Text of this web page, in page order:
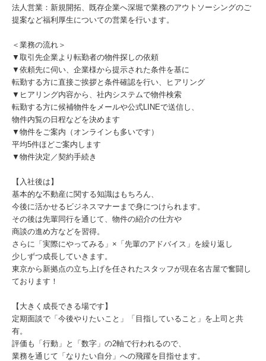
法人営業：新規開拓、既存企業へ深堀で業務のアウトソーシングのご
提案など福利厚生についての営業を行います。
＜業務の流れ＞
▼取引先企業より転勤者の物件探しの依頼
▼依頼先に伺い、企業様から提示された条件を基に
転勤する方に直接ご挨拶と条件確認を行い、ヒアリング
▼ヒアリング内容から、社内システムで物件検索
転勤する方に候補物件をメールや公式LINEで送信し、
物件内覧の日程などを決めます
▼物件をご案内（オンラインも多いです）
平均5件ほどご案内します
▼物件決定／契約手続き
【入社後は】
基本的な不動産に関する知識はもちろん、
今後に活かせるビジネスマナーまで身につけられます。
その後は先輩同行を通じて、物件の紹介の仕方や
商談の進め方などを習得。
さらに「実際にやってみる」×「先輩のアドバイス」を繰り返し
少しずつ成長していきます。
東京から新拠点の立ち上げを任されたスタッフが現在名古屋で奮闘し
ております！
【大きく成長できる場です】
定期面談で「今後やりたいこと」「目指していること」を上司と共
有。
評価も「行動」と「数字」の2軸で行われるので、
業務を通じて「なりたい自分」への飛躍を目指せます。